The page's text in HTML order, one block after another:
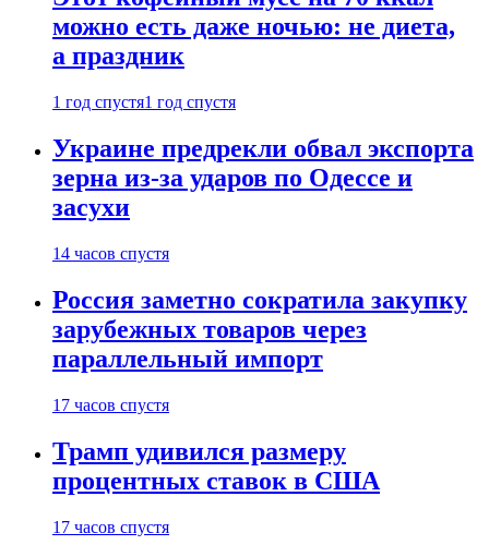
можно есть даже ночью: не диета,
а праздник
1 год спустя1 год спустя
Украине предрекли обвал экспорта
зерна из-за ударов по Одессе и
засухи
14 часов спустя
Россия заметно сократила закупку
зарубежных товаров через
параллельный импорт
17 часов спустя
Трамп удивился размеру
процентных ставок в США
17 часов спустя